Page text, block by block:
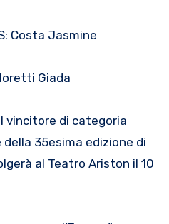
Costa Jasmine
Giada
vincitore di categoria
35esima edizione di
al Teatro Ariston il 10